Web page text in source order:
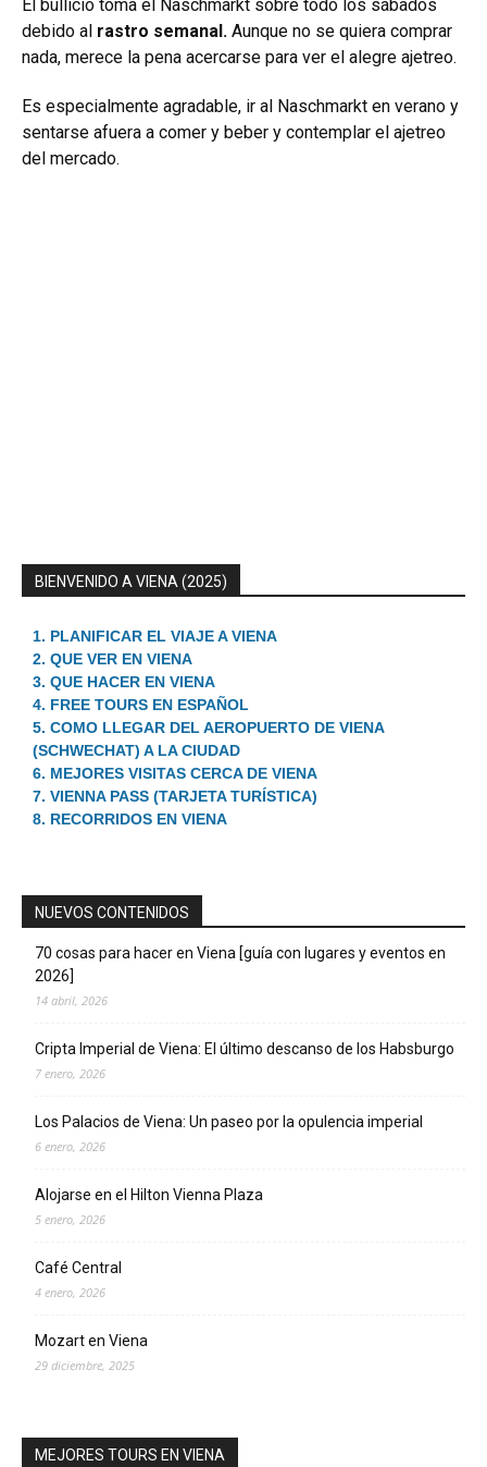
El bullicio toma el Naschmarkt sobre todo los sábados
debido al rastro semanal. Aunque no se quiera comprar
nada, merece la pena acercarse para ver el alegre ajetreo.
Es especialmente agradable, ir al Naschmarkt en verano y
sentarse afuera a comer y beber y contemplar el ajetreo
del mercado.
BIENVENIDO A VIENA (2025)
1. PLANIFICAR EL VIAJE A VIENA
2. QUE VER EN VIENA
3. QUE HACER EN VIENA
4. FREE TOURS EN ESPAÑOL
5. COMO LLEGAR DEL AEROPUERTO DE VIENA
(SCHWECHAT) A LA CIUDAD
6. MEJORES VISITAS CERCA DE VIENA
7. VIENNA PASS (TARJETA TURÍSTICA)
8. RECORRIDOS EN VIENA
NUEVOS CONTENIDOS
70 cosas para hacer en Viena [guía con lugares y eventos en
2026]
14 abril, 2026
Cripta Imperial de Viena: El último descanso de los Habsburgo
7 enero, 2026
Los Palacios de Viena: Un paseo por la opulencia imperial
6 enero, 2026
Alojarse en el Hilton Vienna Plaza
5 enero, 2026
Café Central
4 enero, 2026
Mozart en Viena
29 diciembre, 2025
MEJORES TOURS EN VIENA